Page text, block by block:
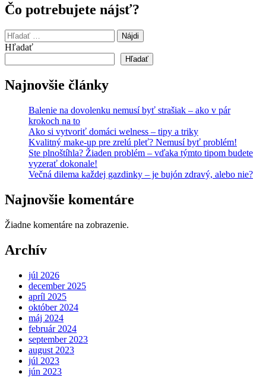
Čo potrebujete nájsť?
Hľadať:
Hľadať
Hľadať
Najnovšie články
Balenie na dovolenku nemusí byť strašiak – ako v pár
krokoch na to
Ako si vytvoriť domáci welness – tipy a triky
Kvalitný make-up pre zrelú pleť? Nemusí byť problém!
Ste plnoštíhla? Žiaden problém – vďaka týmto tipom budete
vyzerať dokonale!
Večná dilema každej gazdinky – je bujón zdravý, alebo nie?
Najnovšie komentáre
Žiadne komentáre na zobrazenie.
Archív
júl 2026
december 2025
apríl 2025
október 2024
máj 2024
február 2024
september 2023
august 2023
júl 2023
jún 2023